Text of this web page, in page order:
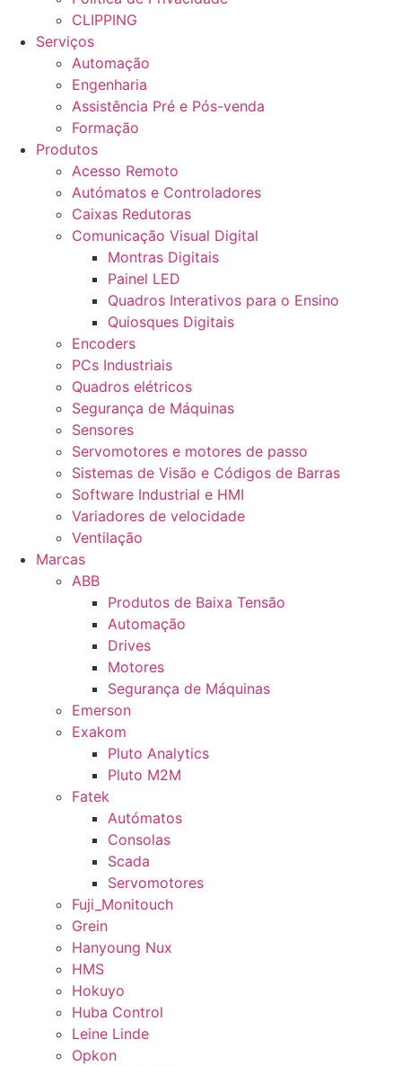
CLIPPING
Serviços
Automação
Engenharia
Assistência Pré e Pós-venda
Formação
Produtos
Acesso Remoto
Autómatos e Controladores
Caixas Redutoras
Comunicação Visual Digital
Montras Digitais
Painel LED
Quadros Interativos para o Ensino
Quiosques Digitais
Encoders
PCs Industriais
Quadros elétricos
Segurança de Máquinas
Sensores
Servomotores e motores de passo
Sistemas de Visão e Códigos de Barras
Software Industrial e HMI
Variadores de velocidade
Ventilação
Marcas
ABB
Produtos de Baixa Tensão
Automação
Drives
Motores
Segurança de Máquinas
Emerson
Exakom
Pluto Analytics
Pluto M2M
Fatek
Autómatos
Consolas
Scada
Servomotores
Fuji_Monitouch
Grein
Hanyoung Nux
HMS
Hokuyo
Huba Control
Leine Linde
Opkon